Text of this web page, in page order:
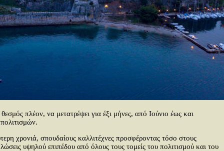
πλέον, να μετατρέψει για έξι μήνες, από Ιούνιο έως και
χρονιά, σπουδαίους καλλιτέχνες προσφέροντας τόσο στους
υψηλού επιπέδου από όλους τους τομείς του πολιτισμού και του